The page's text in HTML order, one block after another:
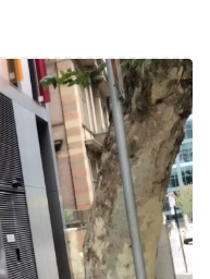
высшую меру